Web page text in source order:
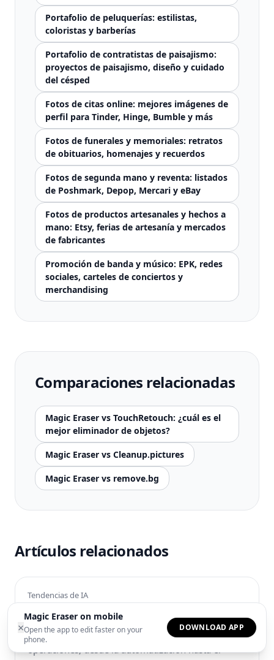
×
Magic Eraser on mobile
Open the app to edit faster on your
phone.
DOWNLOAD APP
Portafolio de peluquerías: estilistas,
coloristas y barberías
Portafolio de contratistas de paisajismo:
proyectos de paisajismo, diseño y cuidado
del césped
Fotos de citas online: mejores imágenes de
perfil para Tinder, Hinge, Bumble y más
Fotos de funerales y memoriales: retratos
de obituarios, homenajes y recuerdos
Fotos de segunda mano y reventa: listados
de Poshmark, Depop, Mercari y eBay
Fotos de productos artesanales y hechos a
mano: Etsy, ferias de artesanía y mercados
de fabricantes
Promoción de banda y músico: EPK, redes
sociales, carteles de conciertos y
merchandising
Comparaciones relacionadas
Magic Eraser vs TouchRetouch: ¿cuál es el
mejor eliminador de objetos?
Magic Eraser vs Cleanup.pictures
Magic Eraser vs remove.bg
Artículos relacionados
Tendencias de IA
El futuro de la IA en las empresas
Descubre cómo la IA está transformando las
operaciones, desde la automatización hasta el